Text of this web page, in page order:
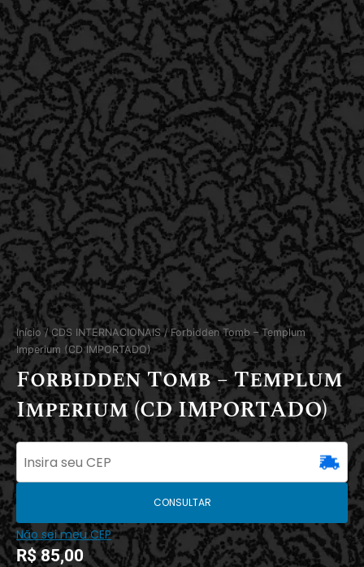
Início /CDS INTERNACIONAIS/ Forbidden Tomb – Templum
Imperium (CD IMPORTADO)
Forbidden Tomb – Templum
Imperium (CD IMPORTADO)
CONSULTAR
Não sei meu CEP
R$85,00